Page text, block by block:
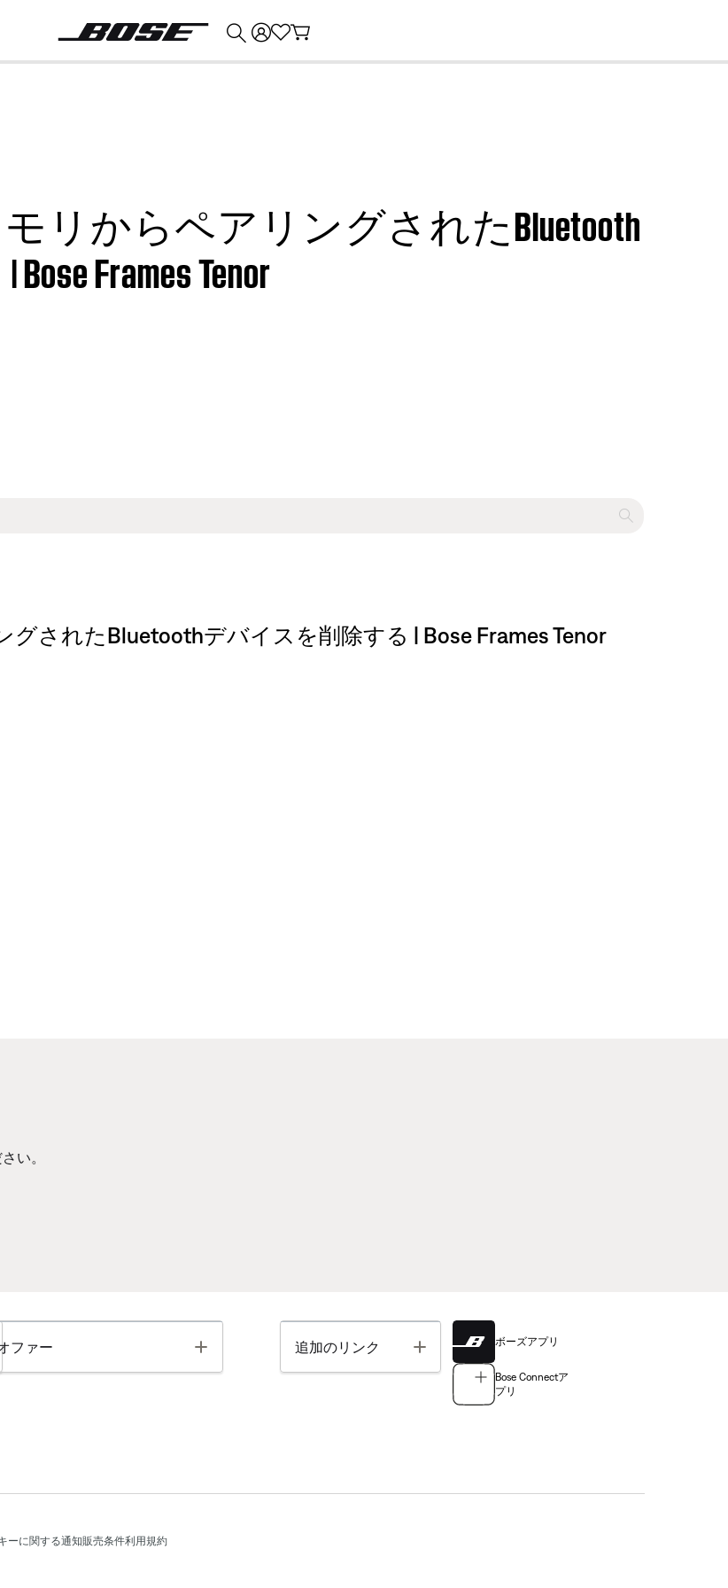
リからペアリングされたBluetooth
Frames Tenor
されたBluetoothデバイスを削除する | Bose Frames Tenor
い。
ファー Toggle 追加のリンク Toggle ボーズアプリ
Bose Connectア
プリ
ーに関する通知販売条件利用規約